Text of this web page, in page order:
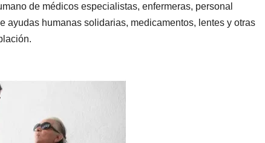
de médicos especialistas, enfermeras, personal
ayudas humanas solidarias, medicamentos, lentes y otras